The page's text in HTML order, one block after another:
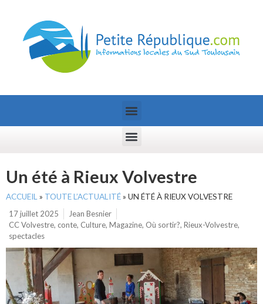
Un été à Rieux Volvestre
ACCUEIL » TOUTE L’ACTUALITÉ» UN ÉTÉ À RIEUX VOLVESTRE
17 juillet 2025
Jean Besnier
CC Volvestre, conte, Culture, Magazine, Où sortir?, Rieux-Volvestre,
spectacles